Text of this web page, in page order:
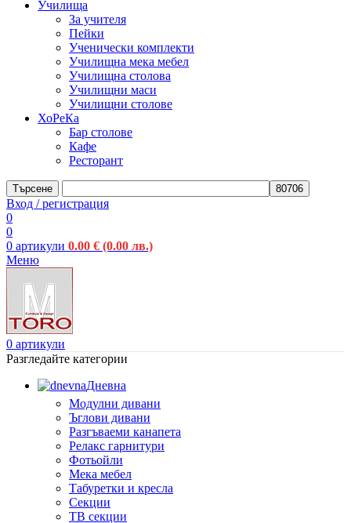
Училища
За учителя
Пейки
Ученически комплекти
Училищна мека мебел
Училищна столова
Училищни маси
Училищни столове
ХоРеКа
Бар столове
Кафе
Ресторант
Търсене
Вход / регистрация
0
0
0 артикули 0.00 € (0.00 лв.)
Меню
0 артикули
Разгледайте категории
Дневна
Модулни дивани
Ъглови дивани
Разгъваеми канапета
Релакс гарнитури
Фотьойли
Мека мебел
Табуретки и кресла
Секции
ТВ секции